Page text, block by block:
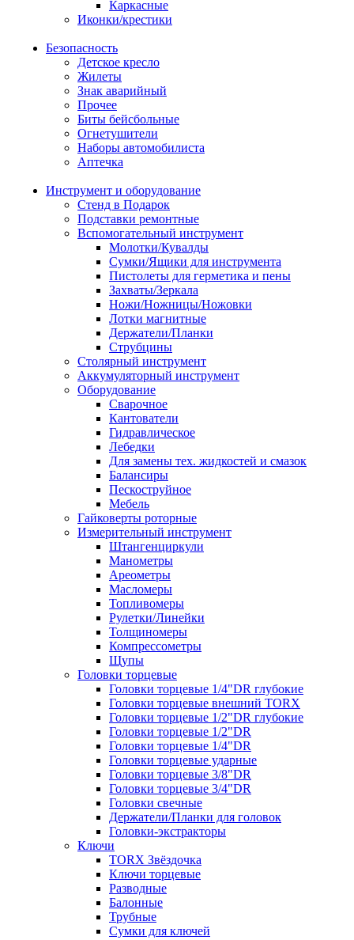
Каркасные
Иконки/крестики
Безопасность
Детское кресло
Жилеты
Знак аварийный
Прочее
Биты бейсбольные
Огнетушители
Наборы автомобилиста
Аптечка
Инструмент и оборудование
Стенд в Подарок
Подставки ремонтные
Вспомогательный инструмент
Молотки/Кувалды
Сумки/Ящики для инструмента
Пистолеты для герметика и пены
Захваты/Зеркала
Ножи/Ножницы/Ножовки
Лотки магнитные
Держатели/Планки
Струбцины
Столярный инструмент
Аккумуляторный инструмент
Оборудование
Сварочное
Кантователи
Гидравлическое
Лебедки
Для замены тех. жидкостей и смазок
Балансиры
Пескоструйное
Мебель
Гайковерты роторные
Измерительный инструмент
Штангенциркули
Манометры
Ареометры
Масломеры
Топливомеры
Рулетки/Линейки
Толщиномеры
Компрессометры
Щупы
Головки торцевые
Головки торцевые 1/4"DR глубокие
Головки торцевые внешний TORX
Головки торцевые 1/2"DR глубокие
Головки торцевые 1/2"DR
Головки торцевые 1/4"DR
Головки торцевые ударные
Головки торцевые 3/8"DR
Головки торцевые 3/4"DR
Головки свечные
Держатели/Планки для головок
Головки-экстракторы
Ключи
TORX Звёздочка
Ключи торцевые
Разводные
Балонные
Трубные
Сумки для ключей